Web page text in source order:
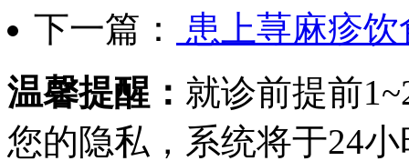
下一篇：
患上荨麻疹
温馨提醒： 就诊前提前
您的隐私，系统将于24